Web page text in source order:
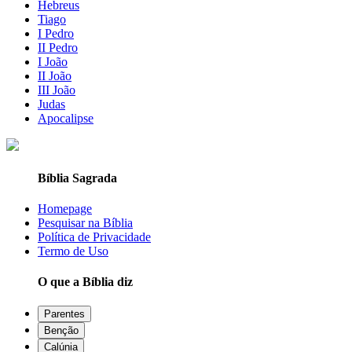
Hebreus
Tiago
I Pedro
II Pedro
I João
II João
III João
Judas
Apocalipse
Bíblia Sagrada
Homepage
Pesquisar na Bíblia
Política de Privacidade
Termo de Uso
O que a Bíblia diz
Parentes
Benção
Calúnia